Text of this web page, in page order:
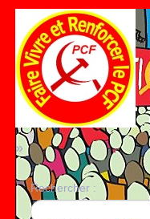
»
Rechercher :